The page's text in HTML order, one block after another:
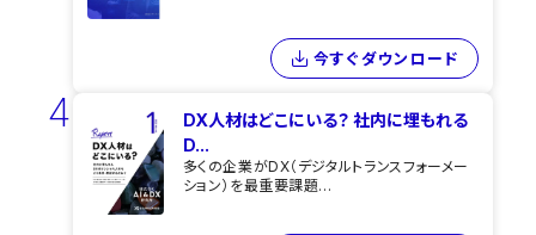
今すぐダウンロード
4
DX人材はどこにいる？ 社内に埋もれる
D...
多くの企業がDX（デジタルトランスフォーメー
ション）を最重要課題...